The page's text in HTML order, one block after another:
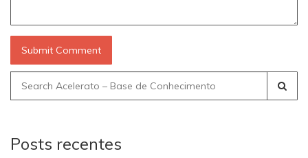
Search
for:
Posts recentes